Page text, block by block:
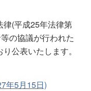
律(平成25年法律第
の協議が行われた
公表いたします。
年5月15日)